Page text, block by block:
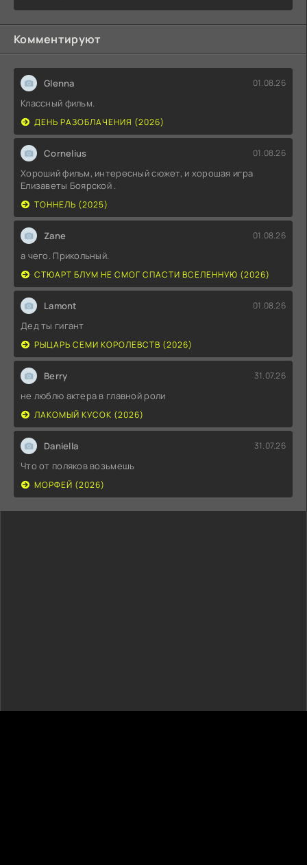
Комментируют
Glenna 01.08.26
Классный фильм.
ДЕНЬ РАЗОБЛАЧЕНИЯ (2026)
Cornelius 01.08.26
Хороший фильм, интересный сюжет, и хорошая игра
Елизаветы Боярской .
ТОННЕЛЬ (2025)
Zane 01.08.26
а чего. Прикольный.
СТЮАРТ БЛУМ НЕ СМОГ СПАСТИ ВСЕЛЕННУЮ (2026)
Lamont 01.08.26
Дед ты гигант
РЫЦАРЬ СЕМИ КОРОЛЕВСТВ (2026)
Berry 31.07.26
не люблю актера в главной роли
ЛАКОМЫЙ КУСОК (2026)
Daniella 31.07.26
Что от поляков возьмешь
МОРФЕЙ (2026)